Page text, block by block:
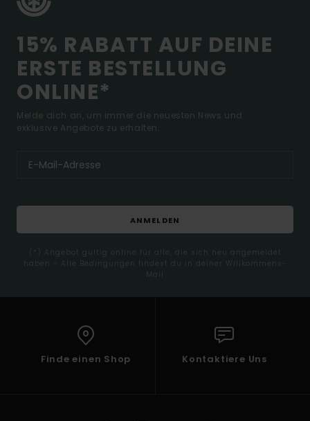
15% RABATT AUF DEINE
ERSTE BESTELLUNG
ONLINE*
Melde dich an, um immer die neuesten News und
exklusive Angebote zu erhalten.
ANMELDEN
(*) Angebot gültig online für alle, die sich neu angemeldet
haben - Alle Bedingungen findest du in deiner Willkommens-
Mail
Finde einen Shop Kontaktiere Uns